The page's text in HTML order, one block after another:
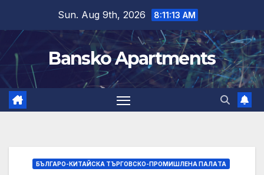
content
Sun. Aug 9th, 2026 8:11:14 AM
Bansko Apartments
БЪЛГАРО-КИТАЙСКА ТЪРГОВСКО-ПРОМИШЛЕНА ПАЛAТА